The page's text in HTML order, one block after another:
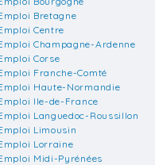
Bretagne
Centre
Champagne-Ardenne
Corse
Franche-Comté
Haute-Normandie
Ile-de-France
Languedoc-Roussillon
Limousin
Lorraine
Midi-Pyrénées